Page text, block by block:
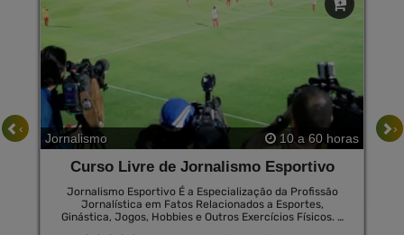
Jornalismo 10 a 60 horas
Curso Livre de Jornalismo Esportivo
Jornalismo Esportivo É a Especialização da Profissão
Jornalística em Fatos Relacionados a Esportes,
Ginástica, Jogos, Hobbies e Outros Exercícios Físicos. o
‹ ›